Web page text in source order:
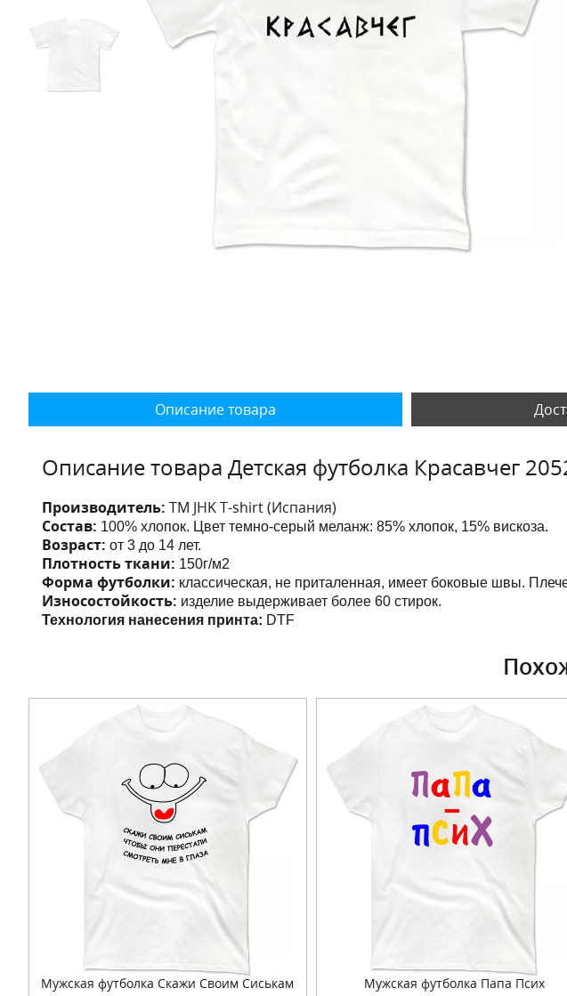
Описание товара
Описание товара Детская футболка Красавчег
Производитель: ТМ JHK T-shirt (Испания)
Состав: 100% хлопок. Цвет темно-серый меланж: 85% хлопок, 15% вискоза.
Возраст: от 3 до 14 лет.
Плотность ткани: 150г/м2
Форма футболки: классическая, не приталенная, имеет боковые швы.
Износостойкость: изделие выдерживает более 60 стирок.
Технология нанесения принта: DTF
Мужская футболка Скажи Своим Сиськам Мужская футболка Папа Псих